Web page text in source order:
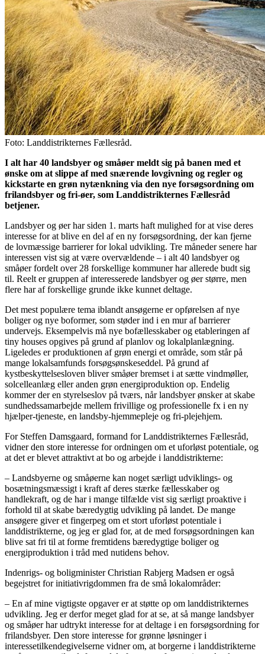
Foto: Landdistrikternes Fællesråd.
I alt har 40 landsbyer og småøer meldt sig på banen med et
ønske om at slippe af med snærende lovgivning og regler og
kickstarte en grøn nytænkning via den nye forsøgsordning om
frilandsbyer og fri-øer, som Landdistrikternes Fællesråd
betjener.
Landsbyer og øer har siden 1. marts haft mulighed for at vise deres
interesse for at blive en del af en ny forsøgsordning, der kan fjerne
de lovmæssige barrierer for lokal udvikling. Tre måneder senere har
interessen vist sig at være overvældende – i alt 40 landsbyer og
småøer fordelt over 28 forskellige kommuner har allerede budt sig
til. Reelt er gruppen af interesserede landsbyer og øer større, men
flere har af forskellige grunde ikke kunnet deltage.
Det mest populære tema iblandt ansøgerne er opførelsen af nye
boliger og nye boformer, som støder ind i en mur af barrierer
undervejs. Eksempelvis må nye bofællesskaber og etableringen af
tiny houses opgives på grund af planlov og lokalplanlægning.
Ligeledes er produktionen af grøn energi et område, som står på
mange lokalsamfunds forsøgsønskeseddel. På grund af
kystbeskyttelsesloven bliver småøer bremset i at sætte vindmøller,
solcelleanlæg eller anden grøn energiproduktion op. Endelig
kommer der en styrelseslov på tværs, når landsbyer ønsker at skabe
sundhedssamarbejde mellem frivillige og professionelle fx i en ny
hjælper-tjeneste, en landsby-hjemmepleje og fri-plejehjem.
For Steffen Damsgaard, formand for Landdistrikternes Fællesråd,
vidner den store interesse for ordningen om et uforløst potentiale, og
at det er blevet attraktivt at bo og arbejde i landdistrikterne:
– Landsbyerne og småøerne kan noget særligt udviklings- og
bosætningsmæssigt i kraft af deres stærke fællesskaber og
handlekraft, og de har i mange tilfælde vist sig særligt proaktive i
forhold til at skabe bæredygtig udvikling på landet. De mange
ansøgere giver et fingerpeg om et stort uforløst potentiale i
landdistrikterne, og jeg er glad for, at de med forsøgsordningen kan
blive sat fri til at forme fremtidens bæredygtige boliger og
energiproduktion i tråd med nutidens behov.
Indenrigs- og boligminister Christian Rabjerg Madsen er også
begejstret for initiativrigdommen fra de små lokalområder:
– En af mine vigtigste opgaver er at støtte op om landdistrikternes
udvikling. Jeg er derfor meget glad for at se, at så mange landsbyer
og småøer har udtrykt interesse for at deltage i en forsøgsordning for
frilandsbyer. Den store interesse for grønne løsninger i
interessetilkendegivelserne vidner om, at borgerne i landdistrikterne